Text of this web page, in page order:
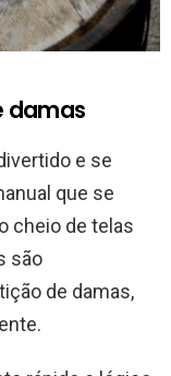
damas
e se
que se
cheio de telas
são
de damas,